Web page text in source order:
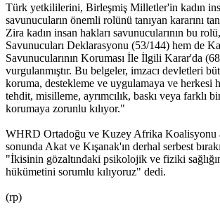
Türk yetkililerini, Birleşmiş Milletler'in kadın
savunucuların önemli rolünü tanıyan kararını
Zira kadın insan hakları savunucularının bu
Savunucuları Deklarasyonu (53/144) hem de
Savunucularının Koruması İle İlgili Karar'da
vurgulanmıştır. Bu belgeler, imzacı devletleri
koruma, destekleme ve uygulamaya ve herkesi
tehdit, misilleme, ayrımcılık, baskı veya farklı
korumaya zorunlu kılıyor."
WHRD Ortadoğu ve Kuzey Afrika Koalisyonu
sonunda Akat ve Kışanak'ın derhal serbest
"İkisinin gözaltındaki psikolojik ve fiziki
hükümetini sorumlu kılıyoruz" dedi.
(rp)